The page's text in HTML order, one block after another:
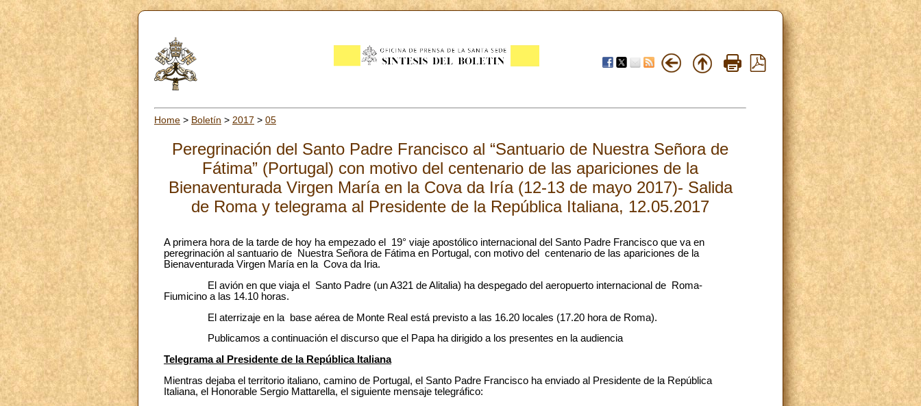
Home > Boletín > 2017 > 05
Peregrinación del Santo Padre Francisco al “Santuario de Nuestra Señora de
Fátima” (Portugal) con motivo del centenario de las apariciones de la
Bienaventurada Virgen María en la Cova da Iría (12-13 de mayo 2017)- Salida
de Roma y telegrama al Presidente de la República Italiana, 12.05.2017
A primera hora de la tarde de hoy ha empezado el 19° viaje apostólico internacional del Santo Padre Francisco que va en
peregrinación al santuario de Nuestra Señora de Fátima en Portugal, con motivo del centenario de las apariciones de la
Bienaventurada Virgen María en la Cova da Iria.
El avión en que viaja el Santo Padre (un A321 de Alitalia) ha despegado del aeropuerto internacional de Roma-
Fiumicino a las 14.10 horas.
El aterrizaje en la base aérea de Monte Real está previsto a las 16.20 locales (17.20 hora de Roma).
Publicamos a continuación el discurso que el Papa ha dirigido a los presentes en la audiencia
Telegrama al Presidente de la República Italiana
Mientras dejaba el territorio italiano, camino de Portugal, el Santo Padre Francisco ha enviado al Presidente de la República
Italiana, el Honorable Sergio Mattarella, el siguiente mensaje telegráfico: